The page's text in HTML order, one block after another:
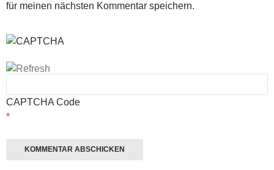
für meinen nächsten Kommentar speichern.
CAPTCHA Code
*